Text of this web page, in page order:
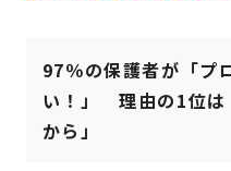
97％の保護者が「プ
い！」 理由の1位は
から」